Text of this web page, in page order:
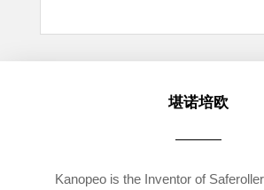
堪诺培欧
Kanopeo is the Inventor of